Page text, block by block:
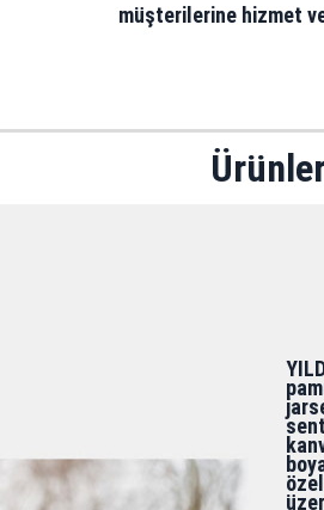
müşterilerine hizmet